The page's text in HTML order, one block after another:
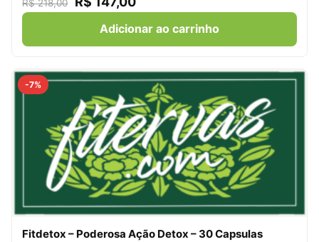
R$218,00
Adicionar ao carrinho
-7%
Fitdetox – Poderosa Ação Detox – 30 Capsulas